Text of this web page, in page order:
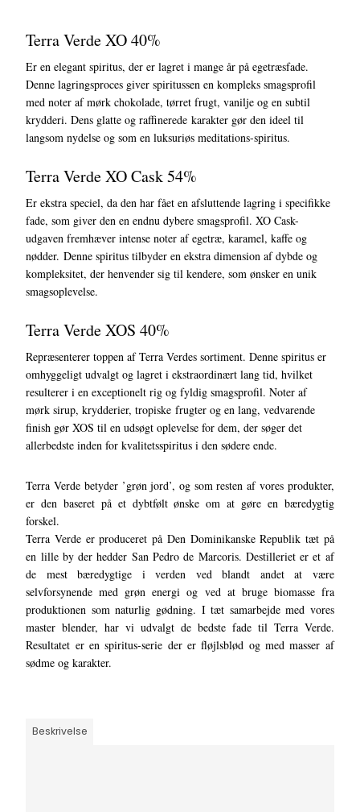
Terra Verde XO 40%
Er en elegant spiritus, der er lagret i mange år på egetræsfade.
Denne lagringsproces giver spiritussen en kompleks smagsprofil
med noter af mørk chokolade, tørret frugt, vanilje og en subtil
krydderi. Dens glatte og raffinerede karakter gør den ideel til
langsom nydelse og som en luksuriøs meditations-spiritus.
Terra Verde XO Cask 54%
Er ekstra speciel, da den har fået en afsluttende lagring i specifikke
fade, som giver den en endnu dybere smagsprofil. XO Cask-
udgaven fremhæver intense noter af egetræ, karamel, kaffe og
nødder. Denne spiritus tilbyder en ekstra dimension af dybde og
kompleksitet, der henvender sig til kendere, som ønsker en unik
smagsoplevelse.
Terra Verde XOS 40%
Repræsenterer toppen af Terra Verdes sortiment. Denne spiritus er
omhyggeligt udvalgt og lagret i ekstraordinært lang tid, hvilket
resulterer i en exceptionelt rig og fyldig smagsprofil. Noter af
mørk sirup, krydderier, tropiske frugter og en lang, vedvarende
finish gør XOS til en udsøgt oplevelse for dem, der søger det
allerbedste inden for kvalitetsspiritus i den sødere ende.
Terra Verde betyder ’grøn jord’, og som resten af vores produkter,
er den baseret på et dybtfølt ønske om at gøre en bæredygtig
forskel.
Terra Verde er produceret på Den Dominikanske Republik tæt på
en lille by der hedder San Pedro de Marcoris. Destilleriet er et af
de mest bæredygtige i verden ved blandt andet at være
selvforsynende med grøn energi og ved at bruge biomasse fra
produktionen som naturlig gødning. I tæt samarbejde med vores
master blender, har vi udvalgt de bedste fade til Terra Verde.
Resultatet er en spiritus-serie der er fløjlsblød og med masser af
sødme og karakter.
Beskrivelse